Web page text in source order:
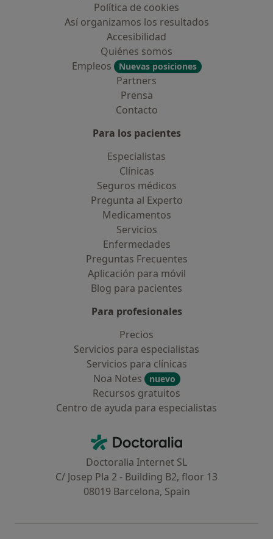
Política de cookies
Así organizamos los resultados
Accesibilidad
Quiénes somos
Empleos
Nuevas posiciones
Partners
Prensa
Contacto
Para los pacientes
Especialistas
Clínicas
Seguros médicos
Pregunta al Experto
Medicamentos
Servicios
Enfermedades
Preguntas Frecuentes
Aplicación para móvil
Blog para pacientes
Para profesionales
Precios
Servicios para especialistas
Servicios para clínicas
Noa Notes
nuevo
Recursos gratuitos
Centro de ayuda para especialistas
Doctoralia - Página de inicio
Doctoralia Internet SL
C/ Josep Pla 2 - Building B2, floor 13
08019 Barcelona, Spain